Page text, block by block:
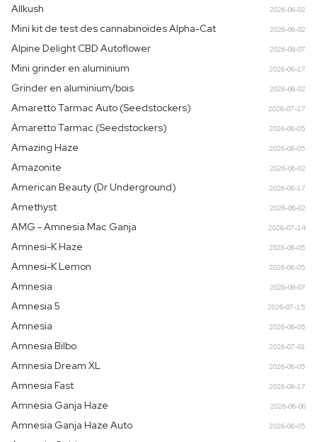
Allkush 2026-06-02
Mini kit de test des cannabinoïdes Alpha-Cat 2026-06-02
Alpine Delight CBD Autoflower 2026-08-07
Mini grinder en aluminium 2026-06-17
Grinder en aluminium/bois 2026-06-02
Amaretto Tarmac Auto (Seedstockers) 2026-07-17
Amaretto Tarmac (Seedstockers) 2026-06-05
Amazing Haze 2026-06-05
Amazonite 2026-06-02
American Beauty (Dr Underground) 2026-06-17
Amethyst 2026-06-02
AMG - Amnesia Mac Ganja 2026-07-14
Amnesi-K Haze 2026-06-05
Amnesi-K Lemon 2026-06-05
Amnesia 2026-08-07
Amnesia 5 2026-07-15
Amnesia 2026-06-05
Amnesia Bilbo 2026-07-01
Amnesia Dream XL 2026-06-05
Amnesia Fast 2026-06-17
Amnesia Ganja Haze 2026-06-06
Amnesia Ganja Haze Auto 2026-06-05